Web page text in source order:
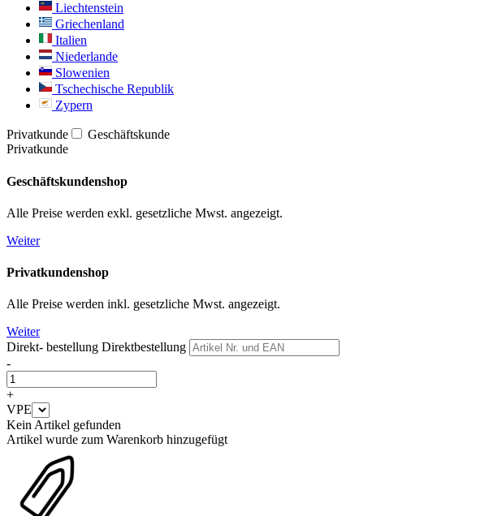
Liechtenstein
Griechenland
Italien
Niederlande
Slowenien
Tschechische Republik
Zypern
Privatkunde
Geschäftskunde
Privatkunde
Geschäftskundenshop
Alle Preise werden exkl. gesetzliche Mwst. angezeigt.
Weiter
Privatkundenshop
Alle Preise werden inkl. gesetzliche Mwst. angezeigt.
Weiter
Direkt- bestellung Direktbestellung
-
+
VPE
Kein Artikel gefunden
Artikel wurde zum Warenkorb hinzugefügt